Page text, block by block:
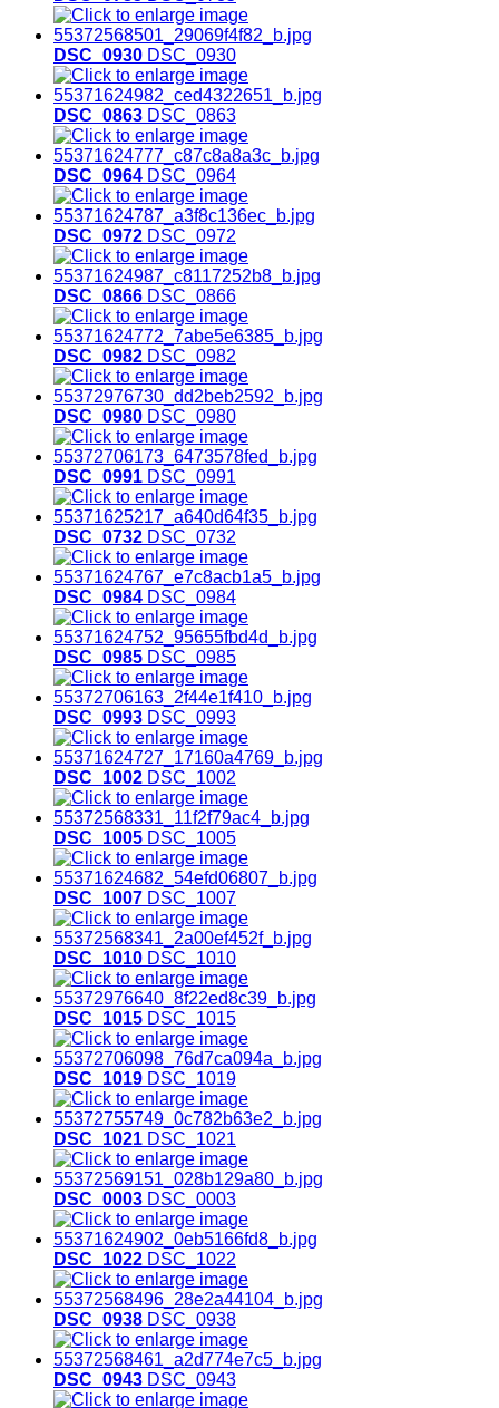
DSC_0930 DSC_0930
DSC_0863 DSC_0863
DSC_0964 DSC_0964
DSC_0972 DSC_0972
DSC_0866 DSC_0866
DSC_0982 DSC_0982
DSC_0980 DSC_0980
DSC_0991 DSC_0991
DSC_0732 DSC_0732
DSC_0984 DSC_0984
DSC_0985 DSC_0985
DSC_0993 DSC_0993
DSC_1002 DSC_1002
DSC_1005 DSC_1005
DSC_1007 DSC_1007
DSC_1010 DSC_1010
DSC_1015 DSC_1015
DSC_1019 DSC_1019
DSC_1021 DSC_1021
DSC_0003 DSC_0003
DSC_1022 DSC_1022
DSC_0938 DSC_0938
DSC_0943 DSC_0943